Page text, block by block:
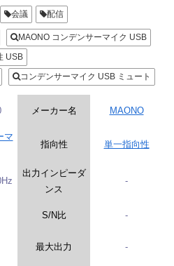
会議 配信
MAONO コンデンサーマイク USB
USB
コンデンサーマイク USB ミュート
メーカー名 MAONO
マ
指向性 単一指向性
出力インピーダ
ンス
-
S/N比 -
最大出力 -